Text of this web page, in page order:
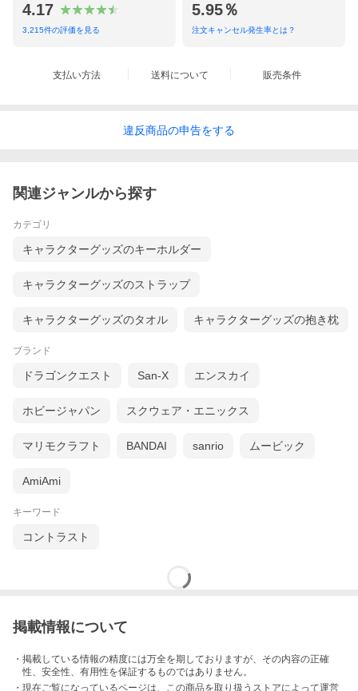
4.17
3,215件の評価を見る
5.95％
注文キャンセル発生率とは？
支払い方法 送料について 販売条件
違反商品の申告をする
関連ジャンルから探す
カテゴリ
キャラクターグッズのキーホルダー
キャラクターグッズのストラップ
キャラクターグッズのタオル キャラクターグッズの抱き枕
ブランド
ドラゴンクエスト San-X エンスカイ
ホビージャパン スクウェア・エニックス
マリモクラフト BANDAI sanrio ムービック
AmiAmi
キーワード
コントラスト
掲載情報について
・掲載している情報の精度には万全を期しておりますが、その内容の正確
性、安全性、有用性を保証するものではありません。
・現在ご覧になっているページは、この商品を取り扱うストアによって運営